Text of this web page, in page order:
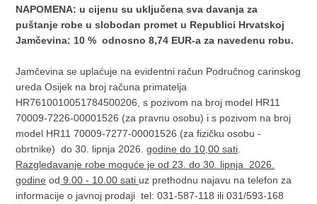
NAPOMENA: u cijenu su uključena sva davanja za
puštanje robe u slobodan promet u Republici Hrvatskoj
Jamčevina: 10 % odnosno 8,74 EUR-a za navedenu robu.
Jamčevina se uplaćuje na evidentni račun Područnog carinskog
ureda Osijek na broj računa primatelja
HR7610010051784500206, s pozivom na broj model HR11
70009-7226-00001526 (za pravnu osobu) i s pozivom na broj
model HR11 70009-7277-00001526 (za fizičku osobu -
obrtnike) do 30. lipnja 2026.godine do 10,00 sati
Razgledavanje robe moguće je od 23. do 30. lipnja 2026.
godine od 9.00 - 10.00 sati uz prethodnu najavu na telefon za
informacije o javnoj prodaji tel: 031-587-118 ili 031/593-168